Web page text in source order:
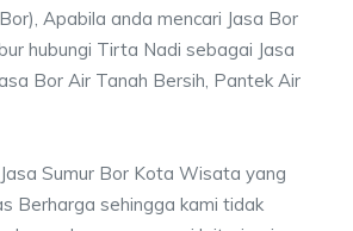
Apabila anda mencari Jasa Bor
hubungi Tirta Nadi sebagai Jasa
Bor Air Tanah Bersih, Pantek Air
Sumur Bor Kota Wisata yang
Berharga sehingga kami tidak